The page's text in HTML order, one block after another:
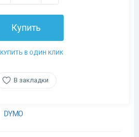
Купить
КУПИТЬ В ОДИН КЛИК
В закладки
DYMO